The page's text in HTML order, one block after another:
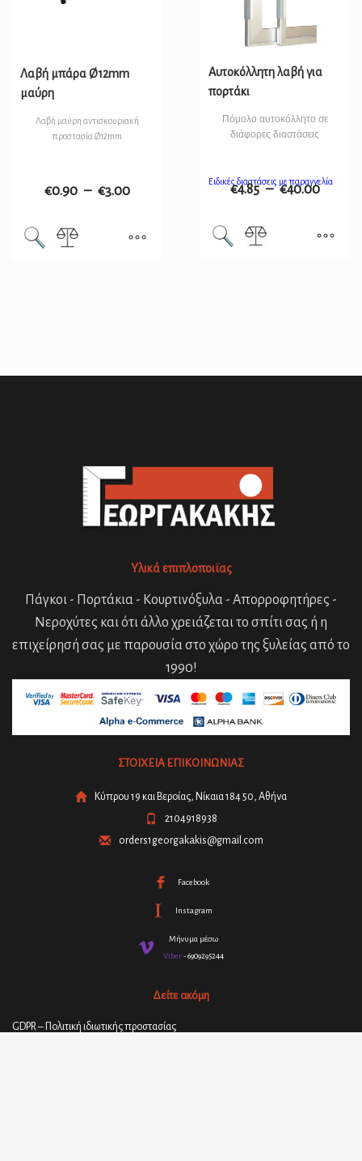
Λαβή μπάρα Ø12mm
μαύρη
Λαβή μαύρη αντισκουριακή
προστασία Ø12mm
€0.90 – €3.00
Αυτοκόλλητη λαβή για
πορτάκι
Πόμολο αυτοκόλλητο σε
διάφορες διαστάσεις
Ειδικές διαστάσεις με παραγγελία
€4.85 – €40.00
Υλικά επιπλοποιϊας
Πάγκοι - Πορτάκια - Κουρτινόξυλα - Απορροφητήρες -
Νεροχύτες και ότι άλλο χρειάζεται το σπίτι σας ή η
επιχείρησή σας με παρουσία στο χώρο της ξυλείας από το
1990!
ΣΤΟΙΧΕΙΑ ΕΠΙΚΟΙΝΩΝΙΑΣ
Κύπρου 19 και Βεροίας, Νίκαια 184 50, Αθήνα
2104918938
orders1georgakakis@gmail.com
Facebook
Instagram
Μήνυμα μέσω
Viber- 6909295244
Δείτε ακόμη
GDPR – Πολιτική ιδιωτικής προστασίας